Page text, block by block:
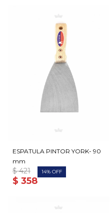
ESPATULA PINTOR YORK- 90
mm
$ 358
$ 421 14